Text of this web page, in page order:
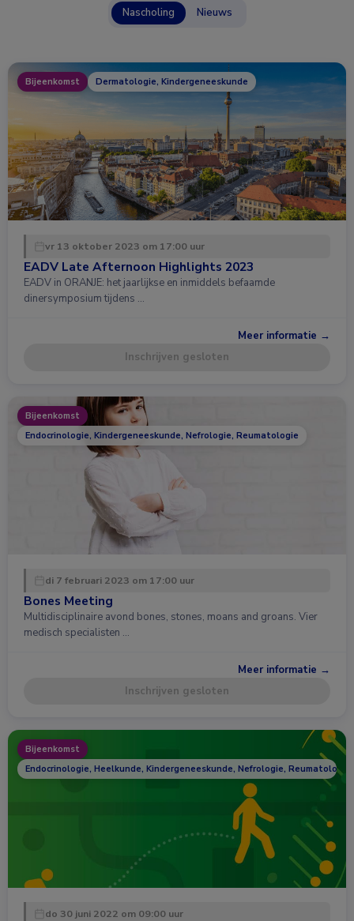
Nascholing Nieuws
Bijeenkomst Dermatologie, Kindergeneeskunde
vr 13 oktober 2023 om 17:00 uur
EADV Late Afternoon Highlights 2023
EADV in ORANJE: het jaarlijkse en inmiddels befaamde
dinersymposium tijdens …
Meer informatie →
Inschrijven gesloten
Bijeenkomst
Endocrinologie, Kindergeneeskunde, Nefrologie, Reumatologie
di 7 februari 2023 om 17:00 uur
Bones Meeting
Multidisciplinaire avond bones, stones, moans and groans. Vier
medisch specialisten …
Meer informatie →
Inschrijven gesloten
Bijeenkomst
Endocrinologie, Heelkunde, Kindergeneeskunde, Nefrologie, Reumatologie
do 30 juni 2022 om 09:00 uur